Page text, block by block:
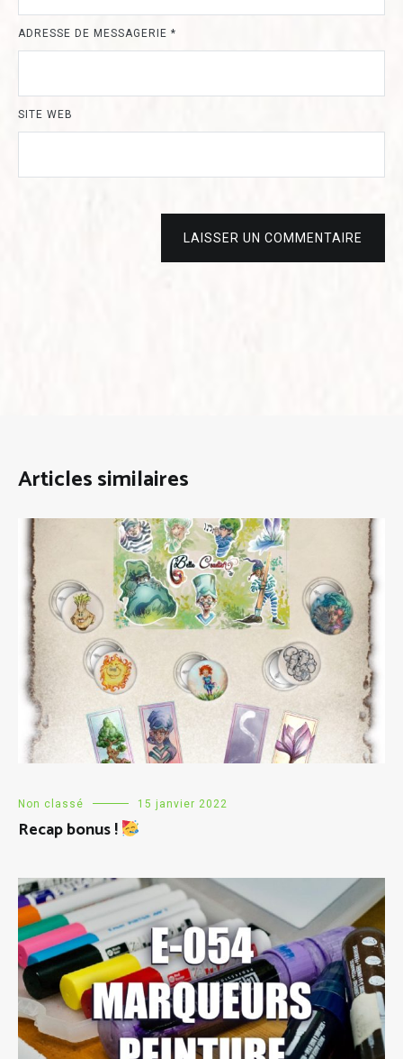
ADRESSE DE MESSAGERIE *
SITE WEB
LAISSER UN COMMENTAIRE
Articles similaires
Non classé 15 janvier 2022
Recap bonus !